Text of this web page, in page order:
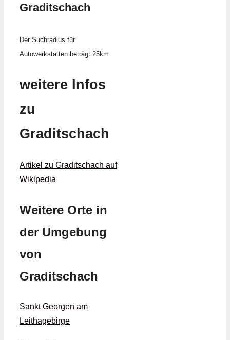
Graditschach
Der Suchradius für
Autowerkstätten beträgt 25km
weitere Infos
zu
Graditschach
Artikel zu Graditschach auf
Wikipedia
Weitere Orte in
der Umgebung
von
Graditschach
Sankt Georgen am
Leithagebirge